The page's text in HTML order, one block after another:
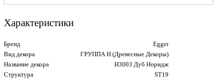
Характеристики
Бренд
Egger
Вид декора
ГРУППА Н (Древесные Декоры)
Название декора
H3003 Дуб Норидж
Структура
ST19